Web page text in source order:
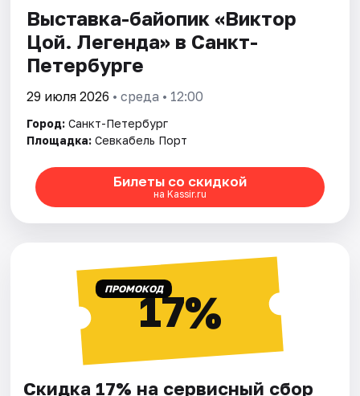
Выставка-байопик «Виктор
Цой. Легенда» в Санкт-
Петербурге
29 июля 2026 • среда • 12:00
Город: Санкт-Петербург
Площадка: Севкабель Порт
Билеты со скидкой
на Kassir.ru
ПРОМОКОД17%
Скидка 17% на сервисный сбор